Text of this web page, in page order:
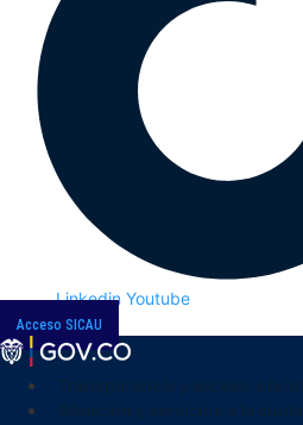
Linkedin Youtube
Acceso SICAU